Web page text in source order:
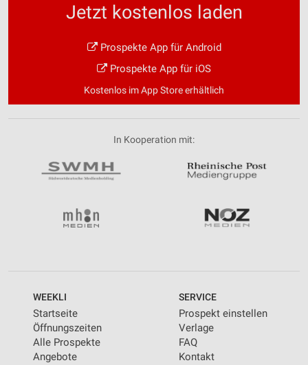
Jetzt kostenlos laden
Prospekte App für Android
Prospekte App für iOS
Kostenlos im App Store erhältlich
In Kooperation mit:
WEEKLI
Startseite
Öffnungszeiten
Alle Prospekte
Angebote
SERVICE
Prospekt einstellen
Verlage
FAQ
Kontakt